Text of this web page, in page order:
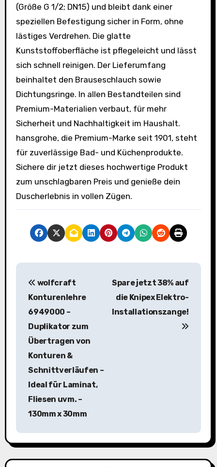
(Größe G 1/2; DN15) und bleibt dank einer
speziellen Befestigung sicher in Form, ohne
lästiges Verdrehen. Die glatte
Kunststoffoberfläche ist pflegeleicht und lässt
sich schnell reinigen. Der Lieferumfang
beinhaltet den Brauseschlauch sowie
Dichtungsringe. In allen Bestandteilen sind
Premium-Materialien verbaut, für mehr
Sicherheit und Nachhaltigkeit im Haushalt.
hansgrohe, die Premium-Marke seit 1901, steht
für zuverlässige Bad- und Küchenprodukte.
Sichere dir jetzt dieses hochwertige Produkt
zum unschlagbaren Preis und genieße dein
Duscherlebnis in vollen Zügen.
B
n
a
wolfcraft
Konturenlehre
6949000 –
Duplikator zum
Übertragen von
Konturen &
Schnittverläufen –
Ideal für Laminat,
Fliesen uvm. –
130mm x 30mm
Spare jetzt 38% auf
die Knipex Elektro-
Installationszange!